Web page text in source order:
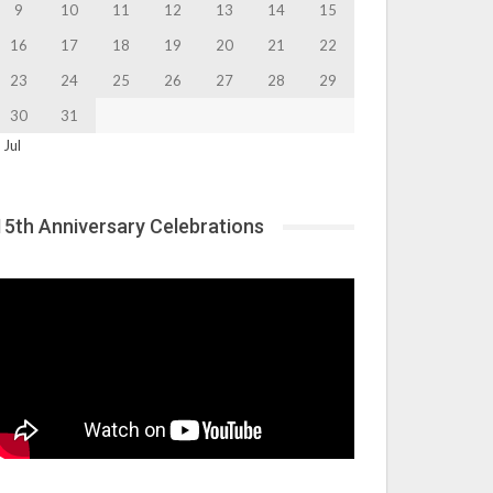
9 10 11 12 13 14
15
16
17 18 19 20 21
22
23
24 25 26 27 28
29
30
31
Jul
Anniversary Celebrations